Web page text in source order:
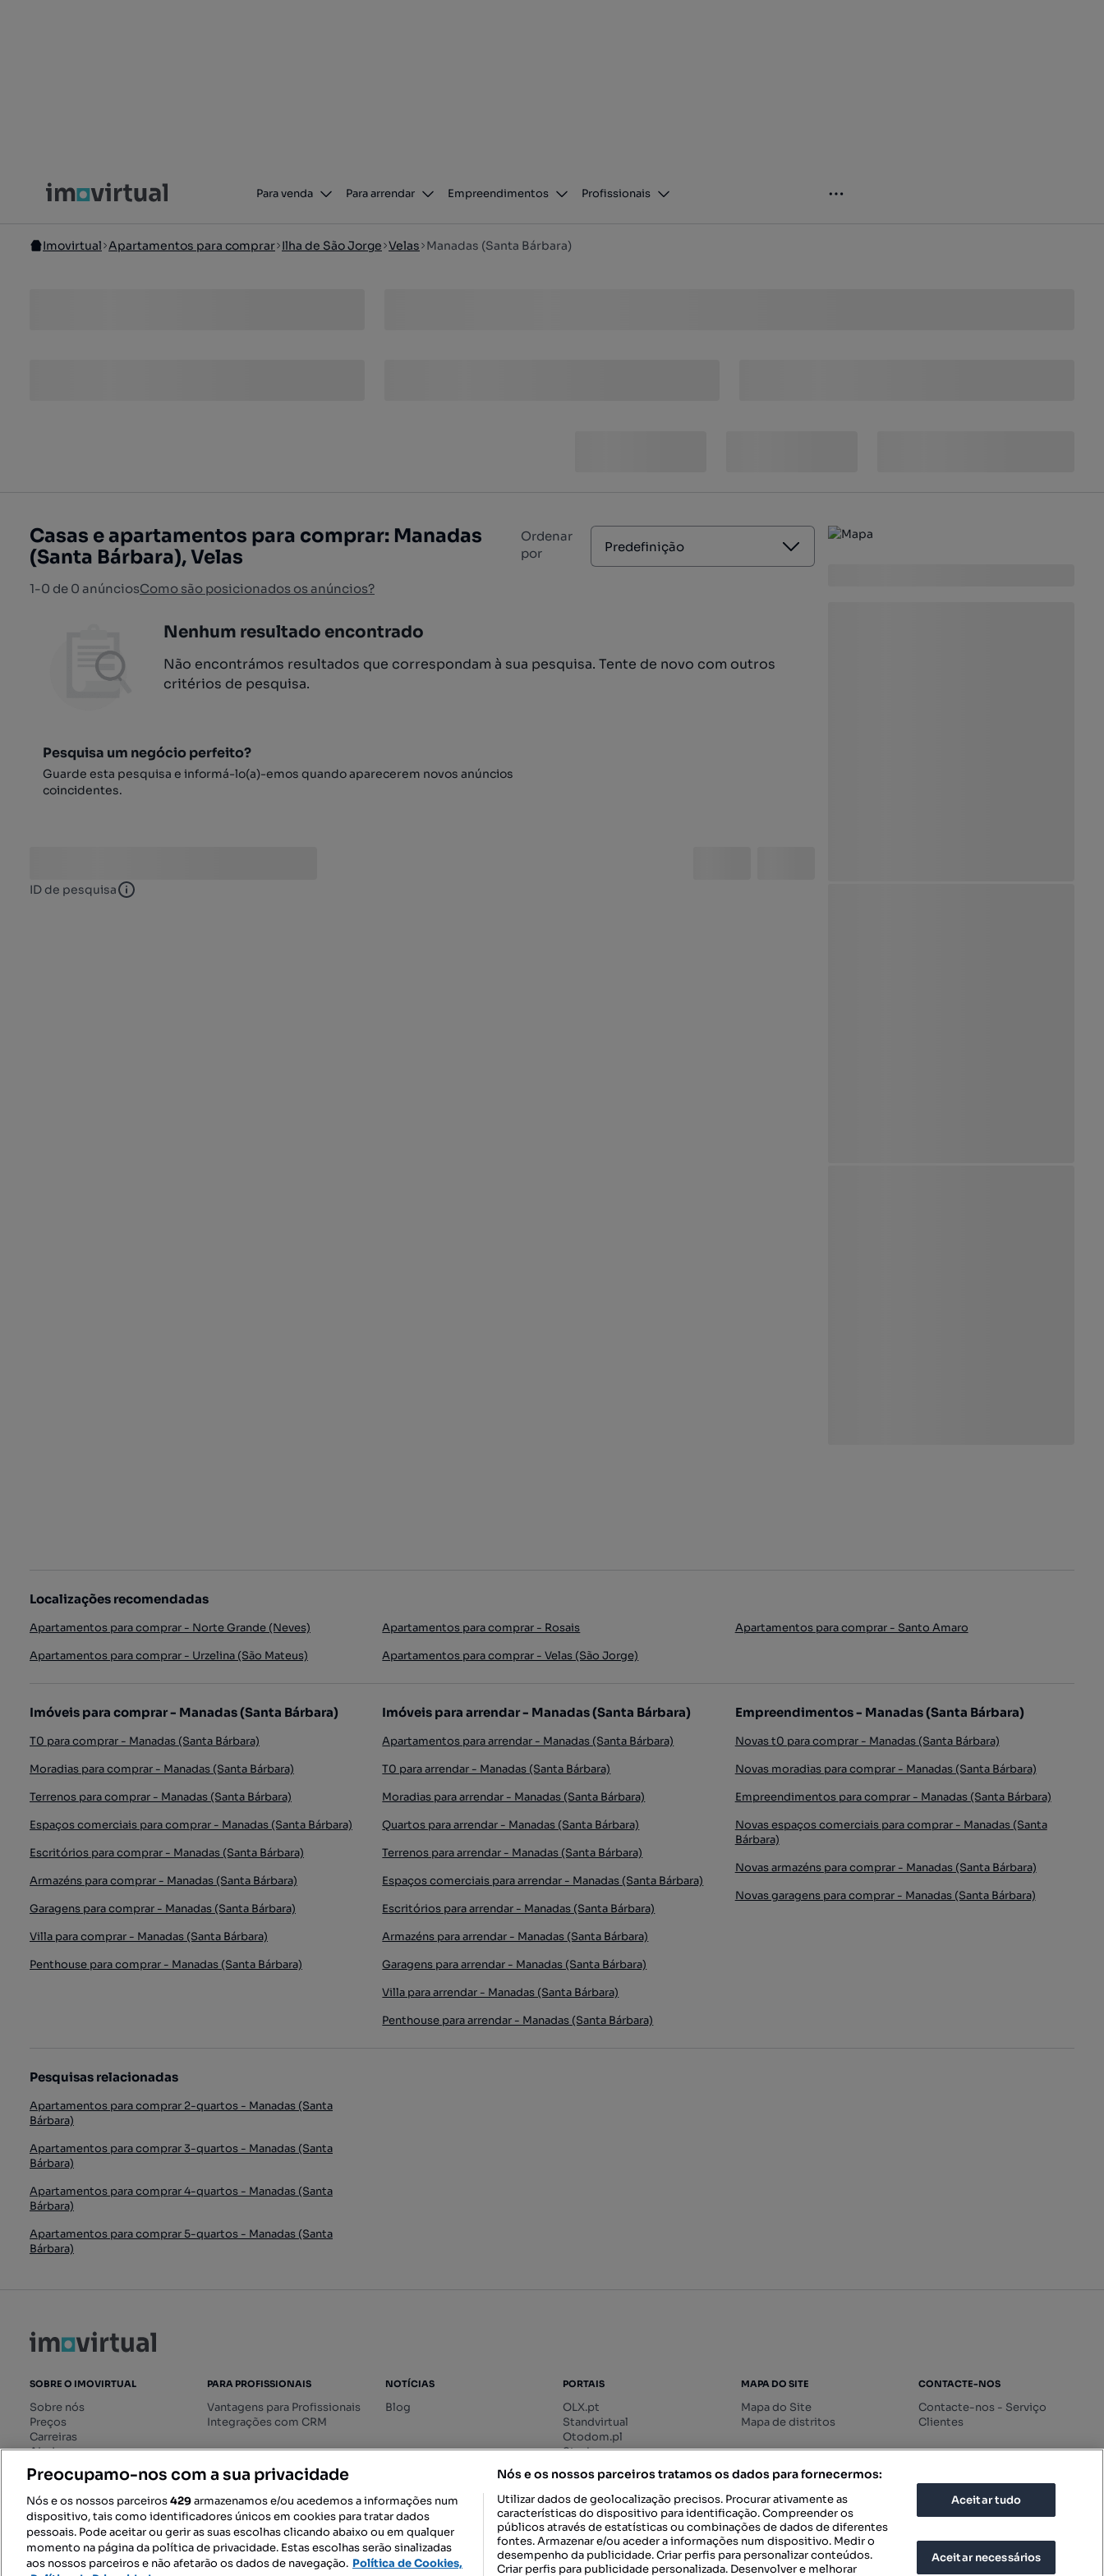
Para venda Para arrendar Empreendimentos Profissionais
Imovirtual Apartamentos para comprar Ilha de São Jorge Velas Manadas (Santa Bárbara)
Casas e apartamentos para comprar: Manadas
(Santa Bárbara), Velas
1-0 de 0 anúnciosComo são posicionados os anúncios?
Ordenar
por
Predefinição
Nenhum resultado encontrado
Não encontrámos resultados que correspondam à sua pesquisa. Tente de novo com outros
critérios de pesquisa.
Pesquisa um negócio perfeito?
Guarde esta pesquisa e informá-lo(a)-emos quando aparecerem novos anúncios
coincidentes.
ID de pesquisa ID de pesquisa
Localizações recomendadas
Apartamentos para comprar - Norte Grande (Neves) Apartamentos para comprar - Rosais
Apartamentos para comprar - Santo Amaro
Apartamentos para comprar - Urzelina (São Mateus)
Apartamentos para comprar - Velas (São Jorge)
Imóveis para comprar - Manadas (Santa Bárbara)
T0 para comprar - Manadas (Santa Bárbara)
Moradias para comprar - Manadas (Santa Bárbara)
Terrenos para comprar - Manadas (Santa Bárbara)
Espaços comerciais para comprar - Manadas (Santa Bárbara)
Escritórios para comprar - Manadas (Santa Bárbara)
Armazéns para comprar - Manadas (Santa Bárbara)
Garagens para comprar - Manadas (Santa Bárbara)
Villa para comprar - Manadas (Santa Bárbara)
Penthouse para comprar - Manadas (Santa Bárbara)
Imóveis para arrendar - Manadas (Santa Bárbara)
Apartamentos para arrendar - Manadas (Santa Bárbara)
T0 para arrendar - Manadas (Santa Bárbara)
Moradias para arrendar - Manadas (Santa Bárbara)
Quartos para arrendar - Manadas (Santa Bárbara)
Terrenos para arrendar - Manadas (Santa Bárbara)
Espaços comerciais para arrendar - Manadas (Santa Bárbara)
Escritórios para arrendar - Manadas (Santa Bárbara)
Armazéns para arrendar - Manadas (Santa Bárbara)
Garagens para arrendar - Manadas (Santa Bárbara)
Villa para arrendar - Manadas (Santa Bárbara)
Penthouse para arrendar - Manadas (Santa Bárbara)
Empreendimentos - Manadas (Santa Bárbara)
Novas t0 para comprar - Manadas (Santa Bárbara)
Novas moradias para comprar - Manadas (Santa Bárbara)
Empreendimentos para comprar - Manadas (Santa Bárbara)
Novas espaços comerciais para comprar - Manadas (Santa
Bárbara)
Novas armazéns para comprar - Manadas (Santa Bárbara)
Novas garagens para comprar - Manadas (Santa Bárbara)
Pesquisas relacionadas
Apartamentos para comprar 2-quartos - Manadas (Santa
Bárbara)
Apartamentos para comprar 3-quartos - Manadas (Santa
Bárbara)
Apartamentos para comprar 4-quartos - Manadas (Santa
Bárbara)
Apartamentos para comprar 5-quartos - Manadas (Santa
Bárbara)
SOBRE O IMOVIRTUAL
Sobre nós
Preços
Carreiras
Ajuda
Livro de Reclamações online
Regulamento dos Serviços
Digitais
PARA PROFISSIONAIS
Vantagens para Profissionais
Integrações com CRM
NOTÍCIAS
Blog
PORTAIS
OLX.pt
Standvirtual
Otodom.pl
Storia.ro
MAPA DO SITE
Mapa do Site
Mapa de distritos
CONTACTE-NOS
Contacte-nos - Serviço
Clientes
SIGA-NOS: DESCARREGAR NA:
Preocupamo-nos com a sua privacidade
Nós e os nossos parceiros429armazenamos e/ou acedemos a informações num
dispositivo, tais como identificadores únicos em cookies para tratar dados
pessoais. Pode aceitar ou gerir as suas escolhas clicando abaixo ou em qualquer
momento na página da política de privacidade. Estas escolhas serão sinalizadas
aos nossos parceiros e não afetarão os dados de navegação. Política de Cookies,
Nós e os nossos parceiros tratamos os dados para fornecermos:
Utilizar dados de geolocalização precisos. Procurar ativamente as
características do dispositivo para identificação. Compreender os
públicos através de estatísticas ou combinações de dados de diferentes
fontes. Armazenar e/ou aceder a informações num dispositivo. Medir o
desempenho da publicidade. Criar perfis para personalizar conteúdos.
Criar perfis para publicidade personalizada. Desenvolver e melhorar
Aceitar tudo
Aceitar necessários